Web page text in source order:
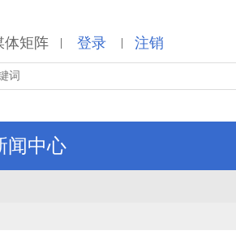
体矩阵 | 登录 | 注销
闻中心